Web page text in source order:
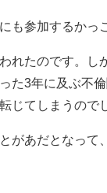
も参加するかっ
れたのです。し
た3年に及ぶ不
じてしまうので
あだとなって